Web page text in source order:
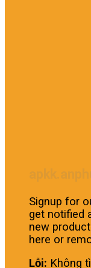
Signup for
get notified
new
here or
Lỗi: Không